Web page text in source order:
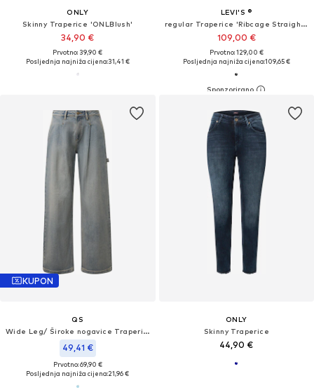
ONLY
Skinny Traperice 'ONLBlush'
34,90 €
Prvotno: 39,90 €
Posljednja najniža cijena:31,41 €
LEVI'S ®
regular Traperice 'Ribcage Straight Ankle'
109,00 €
Prvotno: 129,00 €
Posljednja najniža cijena:109,65 €
KUPON
QS
Wide Leg/ Široke nogavice Traperice s naborima
49,41 €
Prvotno: 69,90 €
Posljednja najniža cijena:21,96 €
ONLY
Skinny Traperice
44,90 €